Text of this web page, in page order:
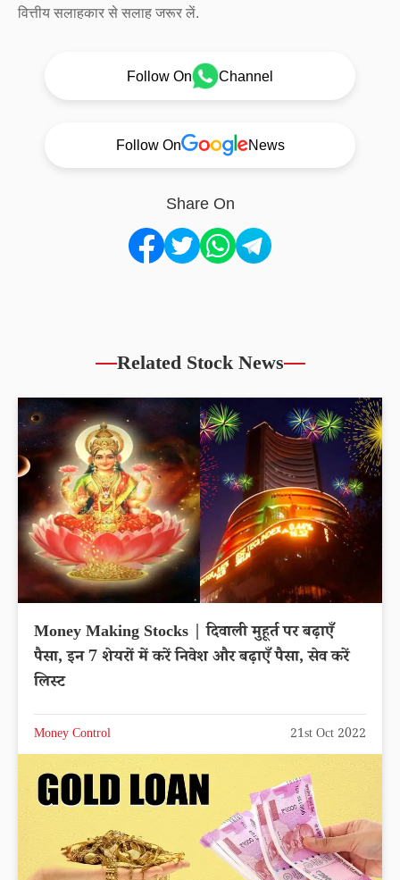
वित्तीय सलाहकार से सलाह जरूर लें.
Follow On Channel
Follow On News
Share On
Related Stock News
Money Making Stocks | दिवाली मुहूर्त पर बढ़ाएँ
पैसा, इन 7 शेयरों में करें निवेश और बढ़ाएँ पैसा, सेव करें
लिस्ट
Money Control 21st Oct 2022